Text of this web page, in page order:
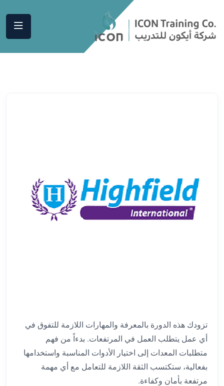
تزودك هذه الدورة بالمعرفة والمهارات اللازمة للتفوق في
أي عمل يتطلب العمل في المرتفعات. بدءاً من فهم
متطلبات المعدات إلى اختيار الأدوات المناسبة واستخدامها
بفعالية، ستكتسب الثقة اللازمة للتعامل مع أي مهمة
مرتفعة بأمان وكفاءة.